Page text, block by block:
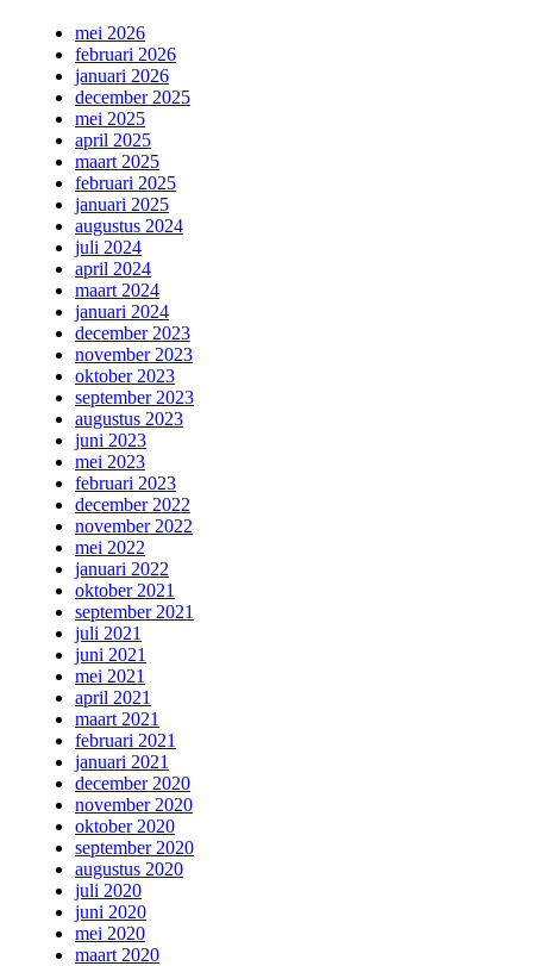
mei 2026
februari 2026
januari 2026
december 2025
mei 2025
april 2025
maart 2025
februari 2025
januari 2025
augustus 2024
juli 2024
april 2024
maart 2024
januari 2024
december 2023
november 2023
oktober 2023
september 2023
augustus 2023
juni 2023
mei 2023
februari 2023
december 2022
november 2022
mei 2022
januari 2022
oktober 2021
september 2021
juli 2021
juni 2021
mei 2021
april 2021
maart 2021
februari 2021
januari 2021
december 2020
november 2020
oktober 2020
september 2020
augustus 2020
juli 2020
juni 2020
mei 2020
maart 2020